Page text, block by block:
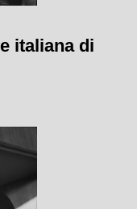
italiana di